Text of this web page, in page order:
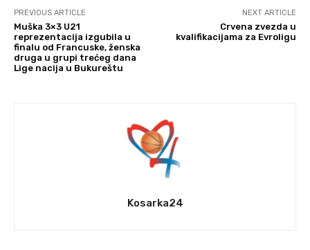
PREVIOUS ARTICLE
Muška 3×3 U21
reprezentacija izgubila u
finalu od Francuske, ženska
druga u grupi trećeg dana
Lige nacija u Bukureštu
NEXT ARTICLE
Crvena zvezda u
kvalifikacijama za Evroligu
Kosarka24